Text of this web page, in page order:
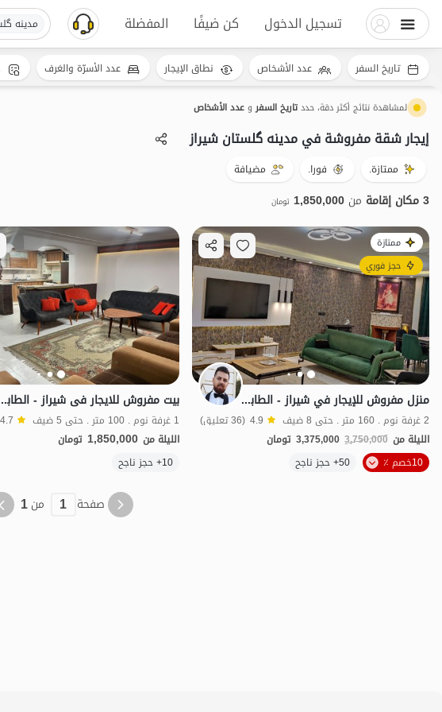
تسجيل الدخول كن ضيفًا المفضلة مدینه
لمشاهدة نتائج أكثر دقة، حددتاريخ السفروعدد الأشخاص
إيجار شقة مفروشة في مدینه گلستان شیراز
ممتازة. فورا. مضيافة
3 مكان إقامة من 1,850,000 تومان
ممتازة
حجز فوري
منزل مفروش للإيجار في شيراز - الطابق الأول
2 غرفة نوم . 160 متر . حتى 8 ضيف 4.9 (36 تعليق)
الليلة من 3,750,000
3,375,000 تومان
10خصم ٪
50+ حجز ناجح الموقع على الخريطة
بیت مفروش للایجار
1 غرفة نوم . 100 متر . حتى 5 ضيف 4.7
الليلة من 1,850,000 تومان
10+ حجز ناجح
صفحة 1 من1
تاريخ السفر عدد الأشخاص نطاق الإيجار عدد الأسرّة والغرف